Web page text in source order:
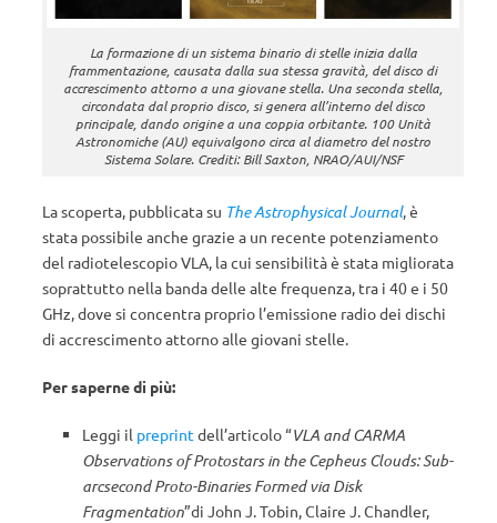
La formazione di un sistema binario di stelle inizia dalla
frammentazione, causata dalla sua stessa gravità, del disco di
accrescimento attorno a una giovane stella. Una seconda stella,
circondata dal proprio disco, si genera all’interno del disco
principale, dando origine a una coppia orbitante. 100 Unità
Astronomiche (AU) equivalgono circa al diametro del nostro
Sistema Solare. Crediti: Bill Saxton, NRAO/AUI/NSF
La scoperta, pubblicata su The Astrophysical Journal, è
stata possibile anche grazie a un recente potenziamento
del radiotelescopio VLA, la cui sensibilità è stata migliorata
soprattutto nella banda delle alte frequenza, tra i 40 e i 50
GHz, dove si concentra proprio l’emissione radio dei dischi
di accrescimento attorno alle giovani stelle.
Per saperne di più:
Leggi il preprint dell’articolo “VLA and CARMA
Observations of Protostars in the Cepheus Clouds: Sub-
arcsecond Proto-Binaries Formed via Disk
Fragmentation”di John J. Tobin, Claire J. Chandler,